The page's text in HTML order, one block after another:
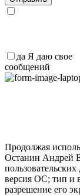
да Я даю свое
сообщений
Продолжая
Останин Андрей
версия ОС; тип и
разрешение его